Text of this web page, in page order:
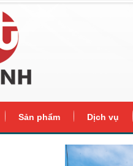
Sản phẩm Dịch vụ